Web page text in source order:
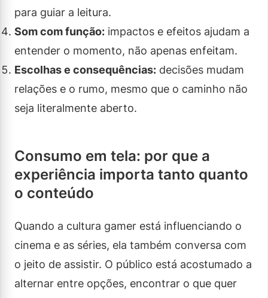
para guiar a leitura.
Som com função: impactos e efeitos ajudam a
entender o momento, não apenas enfeitam.
Escolhas e consequências: decisões mudam
relações e o rumo, mesmo que o caminho não
seja literalmente aberto.
Consumo em tela: por que a
experiência importa tanto quanto
o conteúdo
Quando a cultura gamer está influenciando o
cinema e as séries, ela também conversa com
o jeito de assistir. O público está acostumado a
alternar entre opções, encontrar o que quer